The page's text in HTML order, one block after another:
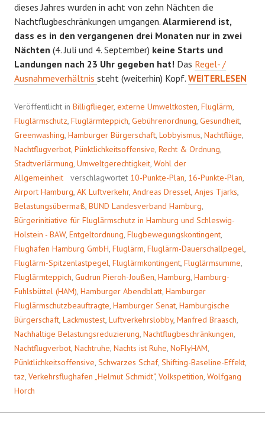
dieses Jahres wurden in acht von zehn Nächten die
Nachtflugbeschränkungen umgangen. Alarmierend ist,
dass es in den vergangenen drei Monaten nur in zwei
Nächten (4. Juli und 4. September) keine Starts und
Landungen nach 23 Uhr gegeben hat! Das Regel- /
Ausnahmeverhältnis steht (weiterhin) Kopf. WEITERLESEN
Veröffentlicht in Billigflieger, externe Umweltkosten Fluglärm
Fluglärmschutz Fluglärmteppich Gebührenordnung Gesundheit
Greenwashing Hamburger Bürgerschaft Lobbyismus Nachtflüge
Nachtflugverbot Pünktlichkeitsoffensive Recht & Ordnung
Stadtverlärmung Umweltgerechtigkeit Wohl der
Allgemeinheit
verschlagwortet 10-Punkte-Plan 16-Punkte-Plan
Airport Hamburg AK Luftverkehr, Andreas Dressel Anjes Tjarks
Belastungsübermaß BUND Landesverband Hamburg
Bürgerinitiative für Fluglärmschutz in Hamburg und Schleswig-
Holstein - BAW, Entgeltordnung Flugbewegungskontingent
Flughafen Hamburg GmbH Fluglärm Fluglärm-Dauerschallpegel
Fluglärm-Spitzenlastpegel Fluglärmkontingent Fluglärmsumme
Fluglärmteppich Gudrun Pieroh-Joußen Hamburg Hamburg-
Fuhlsbüttel (HAM) Hamburger Abendblatt Hamburger
Fluglärmschutzbeauftragte Hamburger Senat Hamburgische
Bürgerschaft Lackmustest Luftverkehrslobby, Manfred Braasch
Nachhaltige Belastungsreduzierung Nachtflugbeschränkungen
Nachtflugverbot Nachtruhe Nachts ist Ruhe NoFlyHAM
Pünktlichkeitsoffensive Schwarzes Schaf, Shifting-Baseline-Effekt
taz Verkehrsflughafen „Helmut Schmidt“, Volkspetition Wolfgang
Horch